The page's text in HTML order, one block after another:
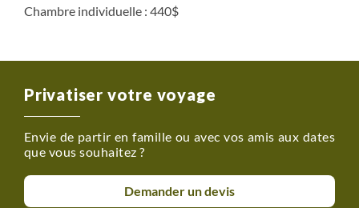
Chambre individuelle : 440$
Privatiser votre voyage
Envie de partir en famille ou avec vos amis aux dates
que vous souhaitez ?
Demander un devis